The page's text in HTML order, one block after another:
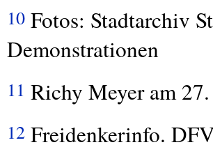
10 Fotos: Stadtarchiv
Demonstrationen
11 Richy Meyer am
12 Freidenkerinfo.